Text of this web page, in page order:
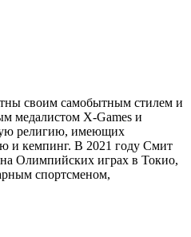
своим самобытным стилем и
медалистом X-Games и
религию, имеющих
и кемпинг. В 2021 году Смит
Олимпийских играх в Токио,
спортсменом,